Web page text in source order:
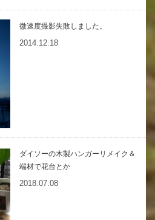
微速度撮影失敗しました。
2014.12.18
ダイソーの木製ハンガーリメイク＆
端材で花台とか
2018.07.08